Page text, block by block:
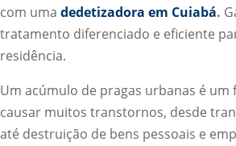
com uma dedetizadora em Cuiabá.
tratamento diferenciado e eficiente
residência.
Um acúmulo de pragas urbanas é
causar muitos transtornos, desde
até destruição de bens pessoais e